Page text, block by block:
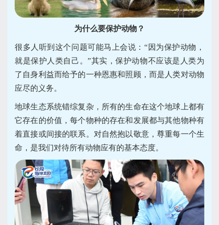
为什么要保护动物？
很多人听到这个问题可能马上会说：“因为保护动物，
就是保护人类自己。”其实，保护动物不应该是人类为
了自身利益而给予的一种恩惠和照顾，而是人类对动物
应尽的义务。
地球生态系统错综复杂，所有的生命在这个地球上都有
它存在的价值，每个物种的存在和发展都与其他物种有
着直接或间接的联系。对自然抱以敬意，尊重每一个生
命，是我们对待所有动物应有的基本态度。